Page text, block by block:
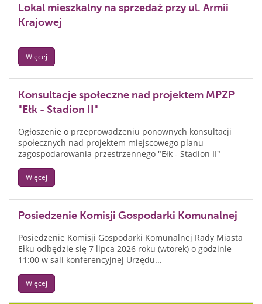
Lokal mieszkalny na sprzedaż przy ul. Armii
Krajowej
Więcej
Konsultacje społeczne nad projektem MPZP
"Ełk - Stadion II"
Ogłoszenie o przeprowadzeniu ponownych konsultacji
społecznych nad projektem miejscowego planu
zagospodarowania przestrzennego "Ełk - Stadion II"
Więcej
Posiedzenie Komisji Gospodarki Komunalnej
Posiedzenie Komisji Gospodarki Komunalnej Rady Miasta
Ełku odbędzie się 7 lipca 2026 roku (wtorek) o godzinie
11:00 w sali konferencyjnej Urzędu...
Więcej